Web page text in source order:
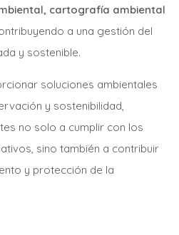
cartografía ambiental
a una gestión del
y sostenible.
soluciones ambientales
y sostenibilidad,
no solo a cumplir con los
sino también a contribuir
y protección de la